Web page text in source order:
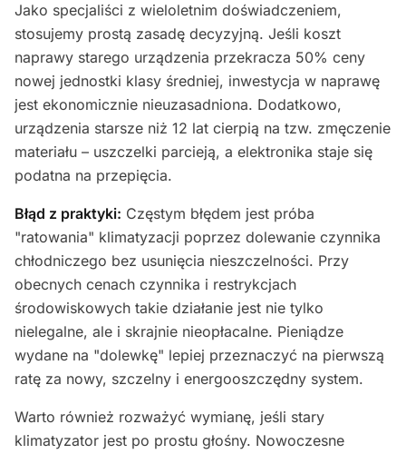
Jako specjaliści z wieloletnim doświadczeniem,
stosujemy prostą zasadę decyzyjną. Jeśli koszt
naprawy starego urządzenia przekracza 50% ceny
nowej jednostki klasy średniej, inwestycja w naprawę
jest ekonomicznie nieuzasadniona. Dodatkowo,
urządzenia starsze niż 12 lat cierpią na tzw. zmęczenie
materiału – uszczelki parcieją, a elektronika staje się
podatna na przepięcia.
Błąd z praktyki: Częstym błędem jest próba
"ratowania" klimatyzacji poprzez dolewanie czynnika
chłodniczego bez usunięcia nieszczelności. Przy
obecnych cenach czynnika i restrykcjach
środowiskowych takie działanie jest nie tylko
nielegalne, ale i skrajnie nieopłacalne. Pieniądze
wydane na "dolewkę" lepiej przeznaczyć na pierwszą
ratę za nowy, szczelny i energooszczędny system.
Warto również rozważyć wymianę, jeśli stary
klimatyzator jest po prostu głośny. Nowoczesne